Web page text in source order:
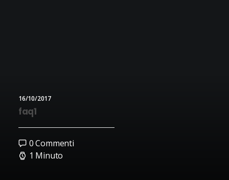
16/10/2017
faq1
0 Commenti
1 Minuto